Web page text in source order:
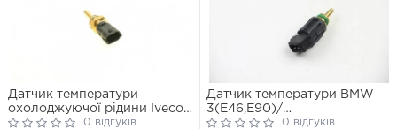
Датчик температури
охолоджуючої рідини Iveco
Daily, Eurostar, Stralis
0 відгуків
Датчик температури BMW
3(E46,E90)/
5(E39,E60)/7(E38,E65) 1.6-
0 відгуків